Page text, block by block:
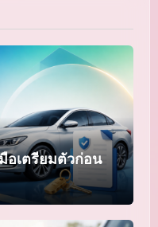
อเตรียมตัวก่อน